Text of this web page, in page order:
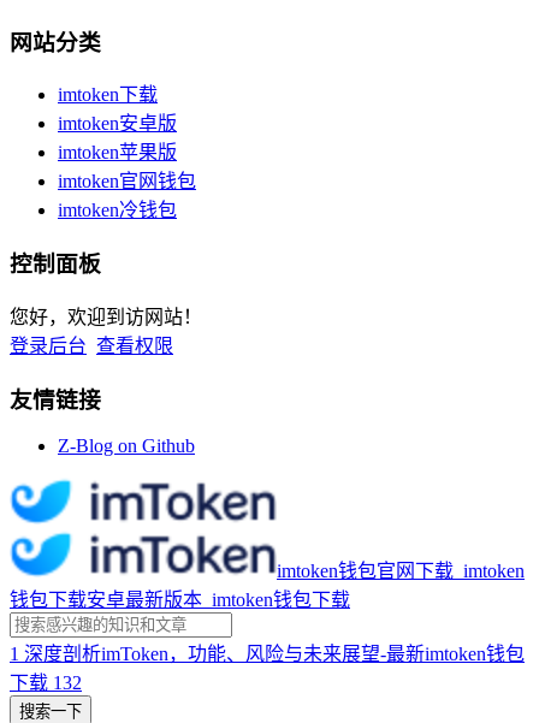
网站分类
imtoken下载
imtoken安卓版
imtoken苹果版
imtoken官网钱包
imtoken冷钱包
控制面板
您好，欢迎到访网站！
登录后台 查看权限
友情链接
Z-Blog on Github
imtoken钱包官网下载_imtoken
钱包下载安卓最新版本_imtoken钱包下载
1 深度剖析imToken，功能、风险与未来展望-最新imtoken钱包
下载 132
搜索一下